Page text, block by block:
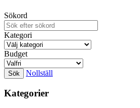
Sökord
Kategori
Budget
Nollställ
Kategorier